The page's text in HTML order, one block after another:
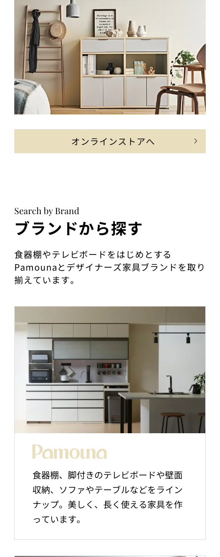
オンラインストアへ
Search by Brand
ブランドから探す
食器棚やテレビボードをはじめとする
Pamounaとデザイナーズ家具ブランドを取り
揃えています。
食器棚、脚付きのテレビボードや壁面
収納、ソファやテーブルなどをライン
ナップ。美しく、長く使える家具を作
っています。